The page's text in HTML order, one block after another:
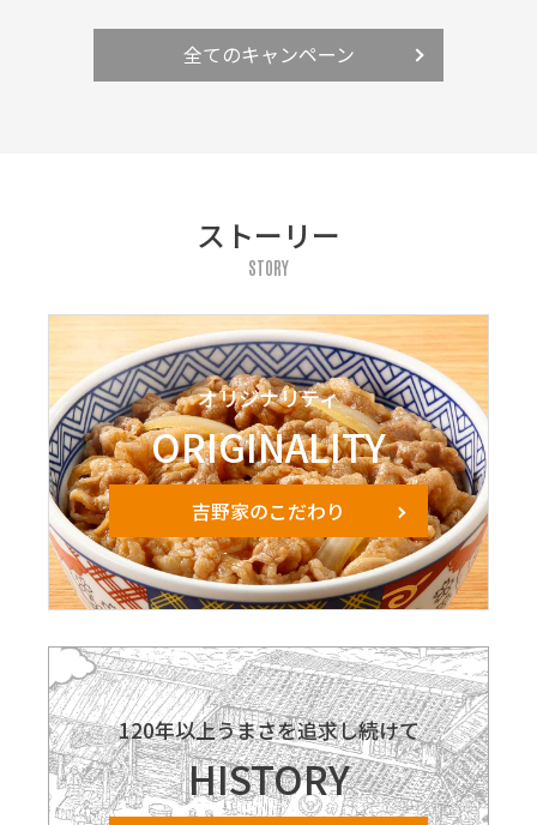
全てのキャンペーン
ストーリー
STORY
オリジナリティ
ORIGINALITY
吉野家のこだわり
120年以上うまさを追求し続けて
HISTORY